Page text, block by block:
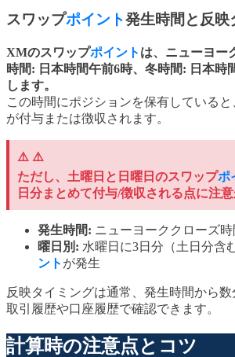
スワップポイント発生時間と反映
XMのスワップポイント は、ニューヨー
時間: 日本時間午前6時、冬時間: 日本時
します。
この時間にポジションを保有している
が付与または徴収されます。
⚠️ ⚠️
ただし、土曜日と日曜日のスワップポ
日分まとめて付与/徴収される点に注意
発生時間: ニューヨーククローズ時
曜日別: 水曜日に3日分（土日分含
ント が発生
反映タイミングは通常、発生時間から数
取引履歴や口座履歴で確認できます。
計算時の注意点とコツ